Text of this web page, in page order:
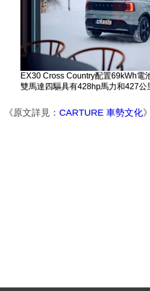
EX30 Cross Country配置69kWh電
雙馬達四驅具有428hp馬力和427公
《原文詳見： CARTURE 車勢文化》